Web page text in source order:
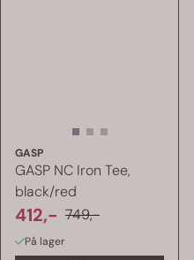
GASP
GASP NC Iron Tee,
black/red
412,- 749,-
På lager